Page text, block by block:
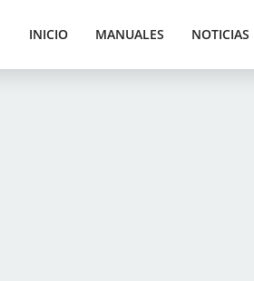
INICIO MANUALES NOTICIAS